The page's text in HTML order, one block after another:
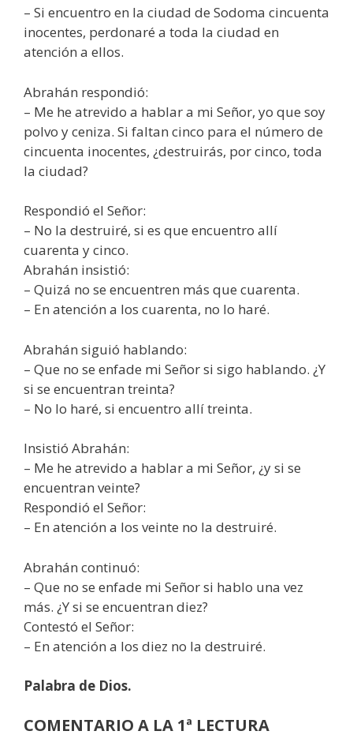
– Si encuentro en la ciudad de Sodoma cincuenta
inocentes, perdonaré a toda la ciudad en
atención a ellos.
Abrahán respondió:
– Me he atrevido a hablar a mi Señor, yo que soy
polvo y ceniza. Si faltan cinco para el número de
cincuenta inocentes, ¿destruirás, por cinco, toda
la ciudad?
Respondió el Señor:
– No la destruiré, si es que encuentro allí
cuarenta y cinco.
Abrahán insistió:
– Quizá no se encuentren más que cuarenta.
– En atención a los cuarenta, no lo haré.
Abrahán siguió hablando:
– Que no se enfade mi Señor si sigo hablando. ¿Y
si se encuentran treinta?
– No lo haré, si encuentro allí treinta.
Insistió Abrahán:
– Me he atrevido a hablar a mi Señor, ¿y si se
encuentran veinte?
Respondió el Señor:
– En atención a los veinte no la destruiré.
Abrahán continuó:
– Que no se enfade mi Señor si hablo una vez
más. ¿Y si se encuentran diez?
Contestó el Señor:
– En atención a los diez no la destruiré.
Palabra de Dios.
COMENTARIO A LA 1ª LECTURA